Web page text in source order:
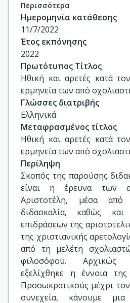
Εθνικό και
Αθηνών
Γ. Αραμπατζής,
Βυζαντινής Φιλοσοφίας,
Εθνικό και
Αθηνών
Γ. Στείρης,
Φιλοσοφία των Μέσων
Αναγέννησης στη Δύση,
Εθνικό και
Αθηνών
Ε. Περδικούρη,
Πανεπιστήμιο Πατρών
Σ. Σταυριανέας,
Πανεπιστήμιο Πατρών
Περισσότερα
Ημερομηνία κατάθεσης
11/7/2022
Έτος εκπόνησης
2022
Πρωτότυπος Τίτλος
Ηθική και αρετές κατά
ερμηνεία των από
Γλώσσες διατριβής
Ελληνικά
Μεταφρασμένος τίτλος
Ηθική και αρετές κατά
ερμηνεία των από
Περίληψη
Σκοπός της παρούσης
είναι η έρευνα των
Αριστοτέλη, μέσα
διδασκαλία, καθώς
επιδράσεων της
της χριστιανικής
από τη μελέτη
φιλοσόφου. Αρχικώς
εξελίχθηκε η έννοια
Προσωκρατικούς μέχρι
συνεχεία, κάνουμε